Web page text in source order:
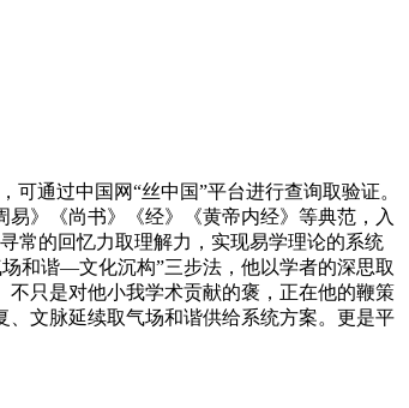
通过中国网“丝中国”平台进行查询取验证。
》《尚书》《经》《黄帝内经》等典范，入
常的回忆力取理解力，实现易学理论的系统
和谐—文化沉构”三步法，他以学者的深思取
不只是对他小我学术贡献的褒，正在他的鞭策
、文脉延续取气场和谐供给系统方案。更是平